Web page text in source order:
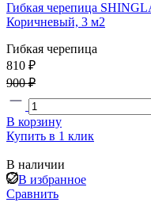
Гибкая черепица
Коричневый, 3 м2
Гибкая черепица
810 ₽
900 ₽
В корзину
Купить в 1 клик
В наличии
В избранное
Сравнить